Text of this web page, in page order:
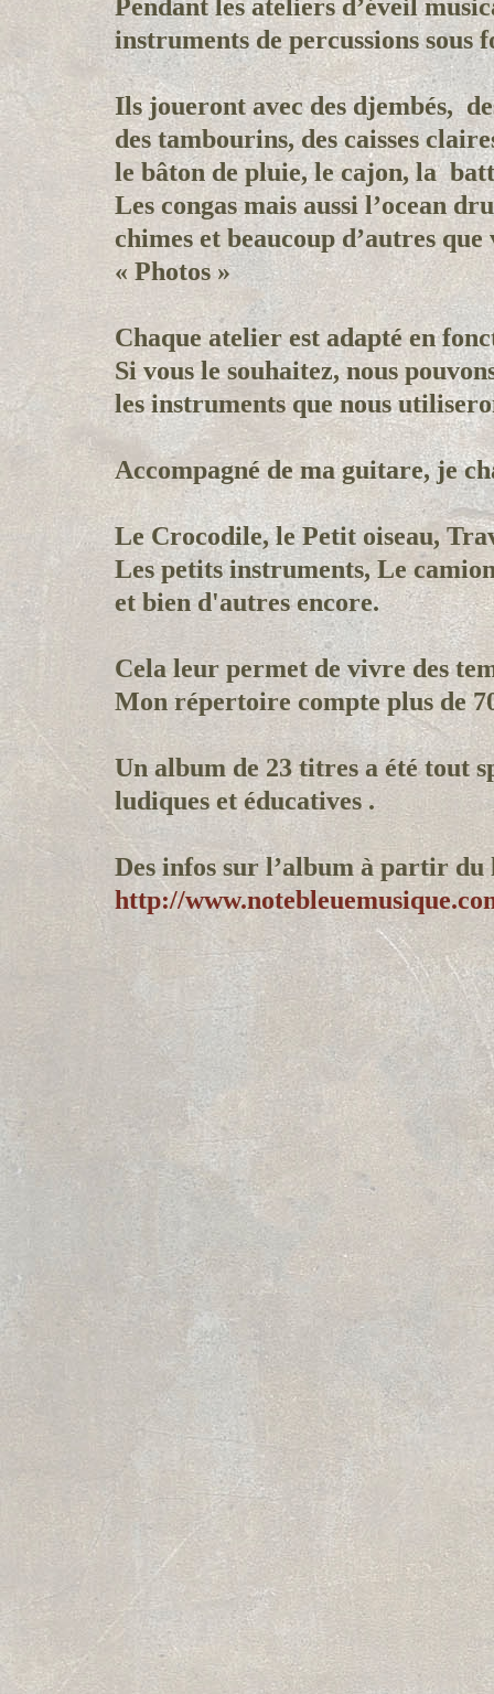
Pendant les ateliers d’éveil
instruments de percussions
Ils joueront avec des djembés,
des tambourins, des caisses
le bâton de pluie, le cajon, la
Les congas mais aussi l’ocean
chimes et beaucoup d’autres
« Photos »
Chaque atelier est adapté en
Si vous le souhaitez, nous
les instruments que nous
Accompagné de ma guitare, je
Le Crocodile, le Petit oiseau,
Les petits instruments, Le
et bien d'autres encore.
Cela leur permet de vivre des
Mon répertoire compte plus de
Un album de 23 titres a été tout
ludiques et éducatives .
Des infos sur l’album à partir
http://